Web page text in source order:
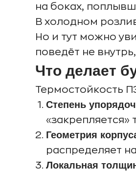
на боках,
В холодном
Но и тут можно
поведёт не
Что делает
Термостойкость
Степень
Геометрия
распределяет
Локальная